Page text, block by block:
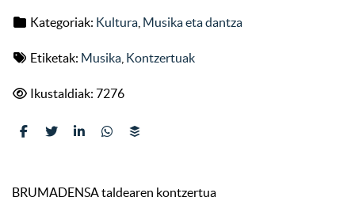
Kategoriak: Kultura Musika eta dantza
Etiketak: Musika Kontzertuak
Ikustaldiak: 7276
BRUMADENSA taldearen kontzertua